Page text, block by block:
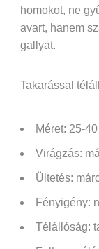
homokot, ne
avart, hanem
gallyat.
Takarással
Méret: 25-
Virágzás:
Ültetés:
Fényigény:
Télállóság: